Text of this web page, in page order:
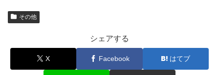
その他
シェアする
X Facebook はてブ